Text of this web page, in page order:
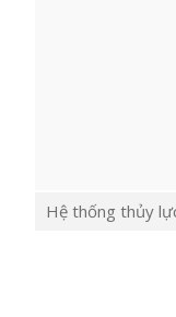
Hệ thống thủy